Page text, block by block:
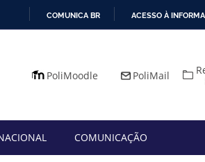
O
COMUNICA BR ACESSO À
PoliMoodle PoliMail
COMUNICAÇÃO